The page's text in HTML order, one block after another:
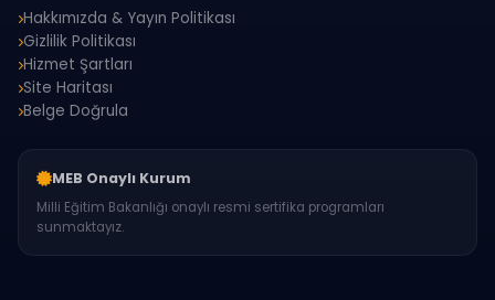
Hakkımızda & Yayın Politikası
Gizlilik Politikası
Hizmet Şartları
Site Haritası
Belge Doğrula
MEB Onaylı Kurum
Milli Eğitim Bakanlığı onaylı resmi sertifika programları
sunmaktayız.